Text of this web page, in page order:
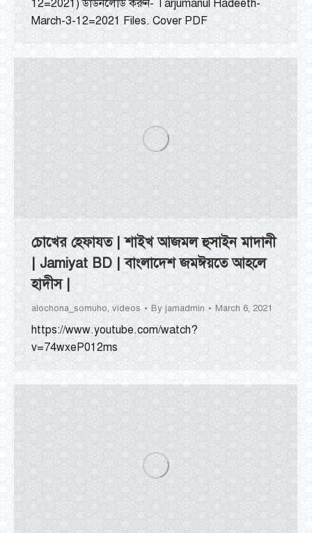
12=2021) ডাউনলোড করুন- Tarjumanul Hadeeth-
March-3-12=2021 Files. Cover PDF
চোখের হেফাযত | শাইখ আজমল হুসাইন মাদানী
| Jamiyat BD | বাংলাদেশ জমঈয়তে আহলে
হাদীস |
alochona_somuho, videos By jamadmin March 6, 2021
https://www.youtube.com/watch?
v=74wxeP012ms